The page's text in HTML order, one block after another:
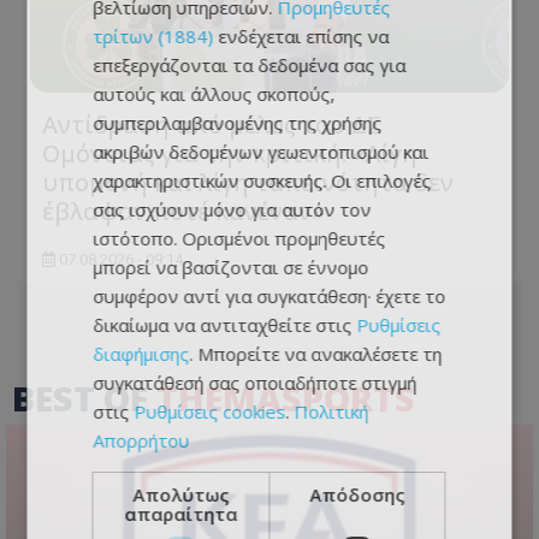
Αντίδραση από μέλος του ΔΣ
Ομόνοιας για την κριτική: «Λίγη
υπομονή και λίγη ταπεινότητα δεν
έβλαψαν ποτέ κανέναν»
07.08.2026 - 09:14
BEST OFTHEMASPORTS
βελτίωση υπηρεσιών. Προμηθευτές
τρίτων (1884) ενδέχεται επίσης να
επεξεργάζονται τα δεδομένα σας για
αυτούς και άλλους σκοπούς,
συμπεριλαμβανομένης της χρήσης
ακριβών δεδομένων γεωεντοπισμού και
χαρακτηριστικών συσκευής. Οι επιλογές
σας ισχύουν μόνο για αυτόν τον
ιστότοπο. Ορισμένοι προμηθευτές
μπορεί να βασίζονται σε έννομο
συμφέρον αντί για συγκατάθεση· έχετε το
δικαίωμα να αντιταχθείτε στις Ρυθμίσεις
διαφήμισης. Μπορείτε να ανακαλέσετε τη
συγκατάθεσή σας οποιαδήποτε στιγμή
στις Ρυθμίσεις cookies. Πολιτική
Απορρήτου
Απολύτως
απαραίτητα
Απόδοσης